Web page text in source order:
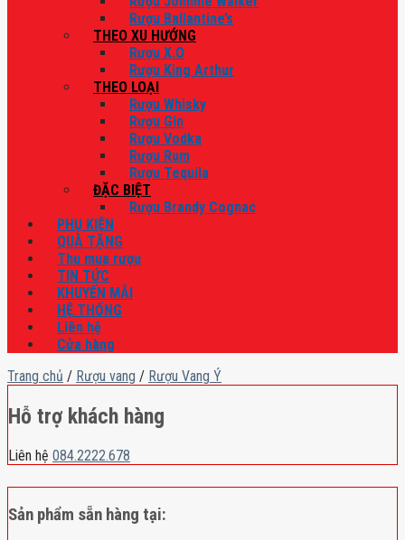
Rượu Ballantine’s
THEO XU HƯỚNG
Rượu X.O
Rượu King Arthur
THEO LOẠI
Rượu Whisky
Rượu Gin
Rượu Vodka
Rượu Rum
Rượu Tequila
ĐẶC BIỆT
Rượu Brandy Cognac
PHỤ KIỆN
QUÀ TẶNG
Thu mua rượu
TIN TỨC
KHUYẾN MÃI
HỆ THỐNG
Liên hệ
Cửa hàng
Trang chủ / Rượu vang / Rượu Vang Ý
Hỗ trợ khách hàng
Liên hệ 084.2222.678
Sản phẩm sẵn hàng tại: